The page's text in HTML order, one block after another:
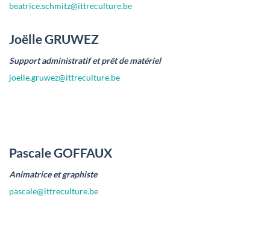
beatrice.schmitz@ittreculture.be
Joëlle GRUWEZ
Support administratif et prêt de matériel
joelle.gruwez@ittreculture.be
Pascale GOFFAUX
Animatrice et graphiste
pascale@ittreculture.be